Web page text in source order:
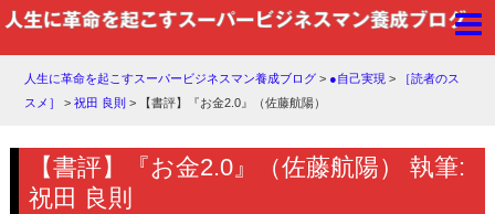
人生に革命を起こすスーパービジネスマン養成ブログ > ●自己実現 >
［読者のス
スメ］
>祝田 良則 > 【書評】『お金2.0』（佐藤航陽）
【書評】『お金2.0』（佐藤航陽） 執筆:
祝田 良則